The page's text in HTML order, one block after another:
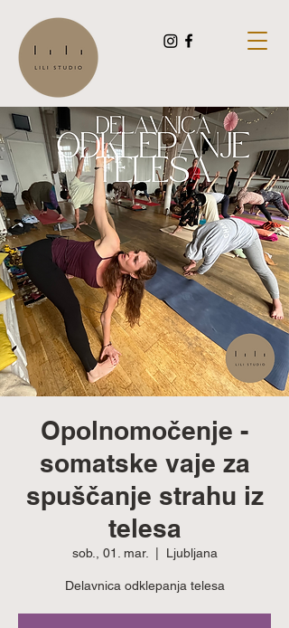
Opolnomočenje -
somatske vaje za
spuščanje strahu iz
telesa
sob., 01. mar. Ljubljana
Delavnica odklepanja telesa